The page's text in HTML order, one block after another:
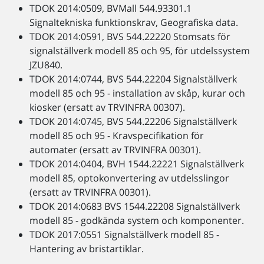
TDOK 2014:0509, BVMall 544.93301.1
Signaltekniska funktionskrav, Geografiska data.
TDOK 2014:0591, BVS 544.22220 Stomsats för
signalställverk modell 85 och 95, för utdelssystem
JZU840.
TDOK 2014:0744, BVS 544.22204 Signalställverk
modell 85 och 95 - installation av skåp, kurar och
kiosker (ersatt av TRVINFRA 00307).
TDOK 2014:0745, BVS 544.22206 Signalställverk
modell 85 och 95 - Kravspecifikation för
automater (ersatt av TRVINFRA 00301).
TDOK 2014:0404, BVH 1544.22221 Signalställverk
modell 85, optokonvertering av utdelsslingor
(ersatt av TRVINFRA 00301).
TDOK 2014:0683 BVS 1544.22208 Signalställverk
modell 85 - godkända system och komponenter.
TDOK 2017:0551 Signalställverk modell 85 -
Hantering av bristartiklar.